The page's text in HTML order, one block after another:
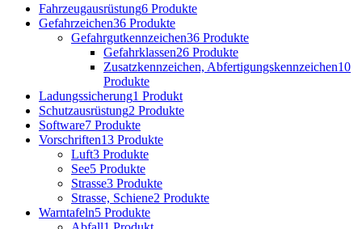
Fahrzeugausrüstung6 Produkte
Gefahrzeichen36 Produkte
Gefahrgutkennzeichen36 Produkte
Gefahrklassen26 Produkte
Zusatzkennzeichen, Abfertigungskennzeichen10
Produkte
Ladungssicherung1 Produkt
Schutzausrüstung2 Produkte
Software7 Produkte
Vorschriften13 Produkte
Luft3 Produkte
See5 Produkte
Strasse3 Produkte
Strasse, Schiene2 Produkte
Warntafeln5 Produkte